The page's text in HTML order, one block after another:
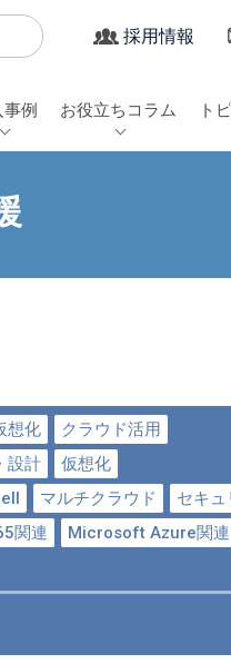
採用情報
事例 お役立ちコラム ト
想化
クラウド活用
設計
仮想化
マルチクラウド
セキュ
関連 Microsoft Azure関連